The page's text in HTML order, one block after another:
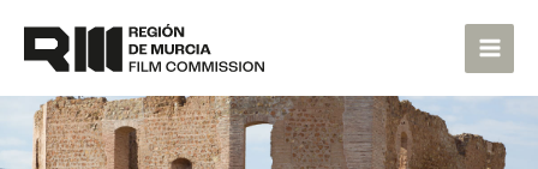
contenido
Main